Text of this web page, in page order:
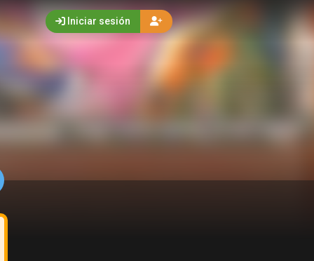
Iniciar sesión